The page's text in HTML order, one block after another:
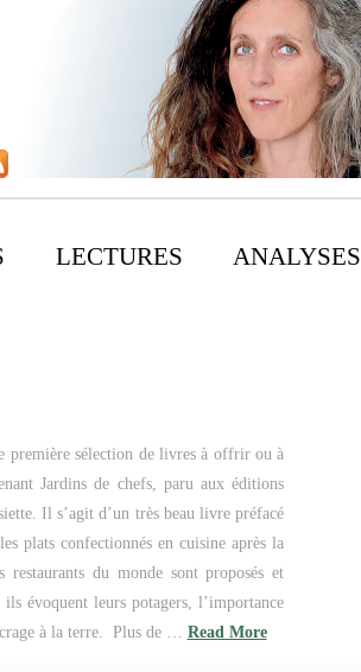
LECTURES ANALYSES
première sélection de livres à offrir ou à
Jardins de chefs, paru aux éditions
Il s’agit d’un très beau livre préfacé
plats confectionnés en cuisine après la
du monde sont proposés et
ils évoquent leurs potagers, l’importance
à la terre. Plus de … Read More